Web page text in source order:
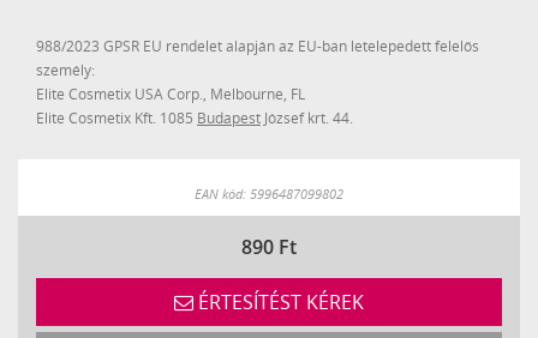
988/2023 GPSR EU rendelet alapján az EU-ban letelepedett felelős
személy:
Elite Cosmetix USA Corp., Melbourne, FL
Elite Cosmetix Kft. 1085 Budapest József krt. 44.
EAN kód: 5996487099802
890 Ft
ÉRTESÍTÉST KÉREK